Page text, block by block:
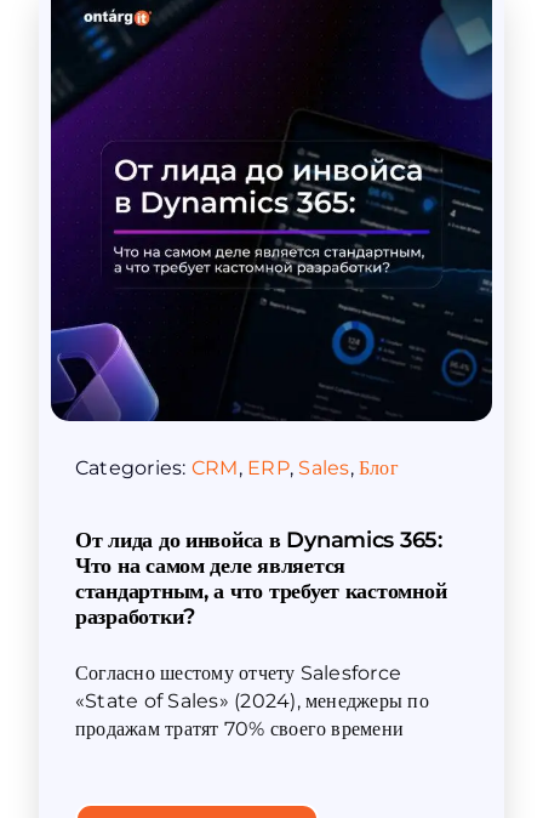
Categories: CRM, ERP, Sales, Блог
От лида до инвойса в Dynamics 365:
Что на самом деле является
стандартным, а что требует кастомной
разработки?
Согласно шестому отчету Salesforce
«State of Sales» (2024), менеджеры по
продажам тратят 70% своего времени